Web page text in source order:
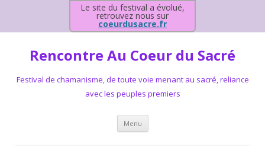
Le site du festival a évolué,
retrouvez nous sur
coeurdusacre.fr
Rencontre Au Coeur du Sacré
Festival de chamanisme, de toute voie menant au sacré, reliance
avec les peuples premiers
Menu Aller au contenu principal